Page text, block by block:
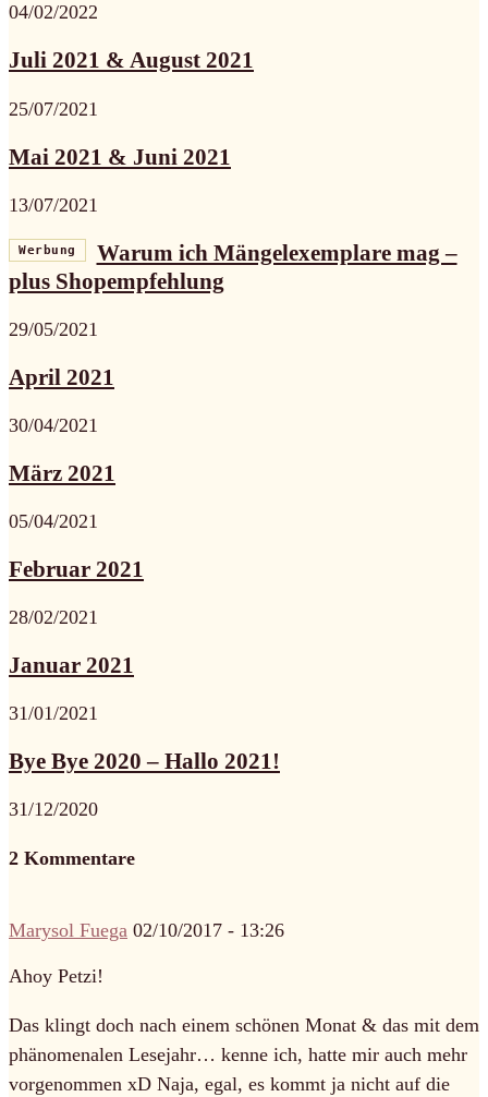
04/02/2022
Juli 2021 & August 2021
25/07/2021
Mai 2021 & Juni 2021
13/07/2021
Werbung
Warum ich Mängelexemplare mag –
plus Shopempfehlung
29/05/2021
April 2021
30/04/2021
März 2021
05/04/2021
Februar 2021
28/02/2021
Januar 2021
31/01/2021
Bye Bye 2020 – Hallo 2021!
31/12/2020
2 Kommentare
Marysol Fuega 02/10/2017 - 13:26
Ahoy Petzi!
Das klingt doch nach einem schönen Monat & das mit dem
phänomenalen Lesejahr… kenne ich, hatte mir auch mehr
vorgenommen xD Naja, egal, es kommt ja nicht auf die